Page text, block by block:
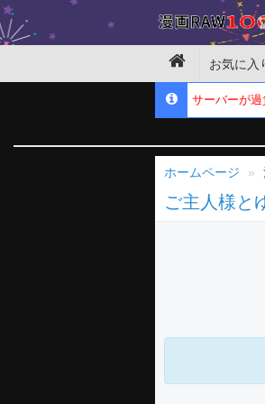
お気に入
サーバーが
ホームページ
ご主人様と